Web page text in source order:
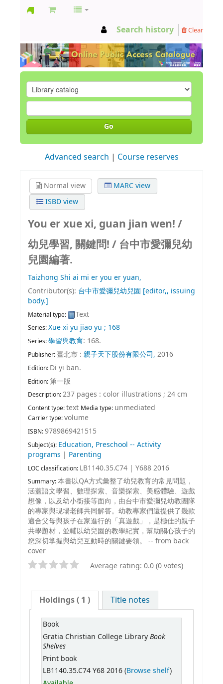
Search history Clear
Go
Advanced search Course reserves
Normal view
MARC view
ISBD view
You er xue xi, guan jian wen! /
幼兒學習, 關鍵問! / 台中市愛彌兒幼
兒園編著.
Taizhong Shi ai mi er you er yuan,
Contributor(s): 台中市愛彌兒幼兒園 [editor,, issuing
body.]
Material type: Text
Series:Xue xi yu jiao yu ; 168
Series:學習與教育: 168.
Publisher:臺北市 : 親子天下股份有限公司, 2016
Edition: Di yi ban.
Edition:第一版
Description:237 pages : color illustrations ; 24 cm
Content type:text Media type: unmediated
Carrier type:volume
ISBN:9789869421515
Subject(s): Education, Preschool -- Activity
programs | Parenting
LOC classification: LB1140.35.C74 | Y688 2016
Summary:本書以QA方式彙整了幼兒教育的常見問題，
涵蓋語文學習、數理探索、音樂探索、美感體驗、遊戲
想像，以及幼小銜接等面向，由台中市愛彌兒幼教團隊
的專家與現場老師共同解答。幼教專家們還提供了幾款
適合父母與孩子在家進行的「真遊戲」，是極佳的親子
共學題材，並輔以幼兒園的教學紀實，幫助關心孩子的
您深切掌握與幼兒互動時的關鍵要領。 -- from back
cover
Average rating: 0.0 (0 votes)
Holdings( 1 ) Title notes
Book
Gratia Christian College Library Book
Shelves
Print book
LB1140.35.C74 Y68 2016 (Browse shelf)